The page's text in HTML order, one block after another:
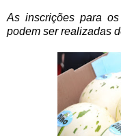
As inscrições para
podem ser realizadas